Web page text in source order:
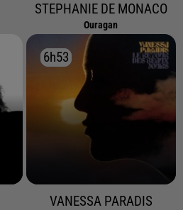
STEPHANIE DE MONACO
Ouragan
6h53
6h53
VANESSA PARADIS